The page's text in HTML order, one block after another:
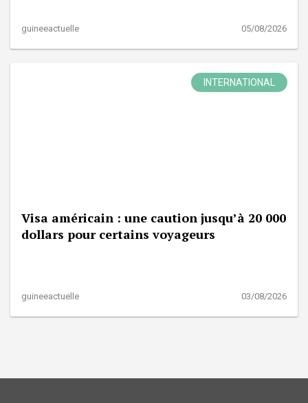
guineeactuelle 05/08/2026
INTERNATIONAL
Visa américain : une caution jusqu’à 20 000
dollars pour certains voyageurs
guineeactuelle 03/08/2026